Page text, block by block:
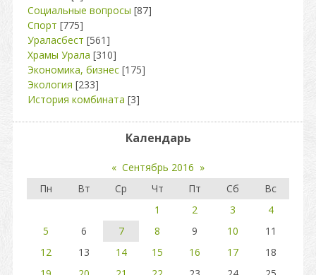
Социальные вопросы [87]
Спорт [775]
Ураласбест [561]
Храмы Урала [310]
Экономика, бизнес [175]
Экология [233]
История комбината [3]
Календарь
« Сентябрь 2016 »
Пн
Вт Ср Чт Пт Сб
Вс
1
2 3
4
5
6 7 8 9 10
11
12
13 14 15 16 17
18